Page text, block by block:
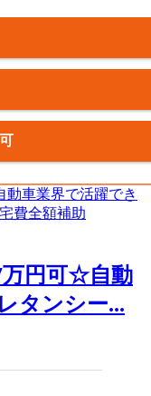
万円可☆自動
タンシー...